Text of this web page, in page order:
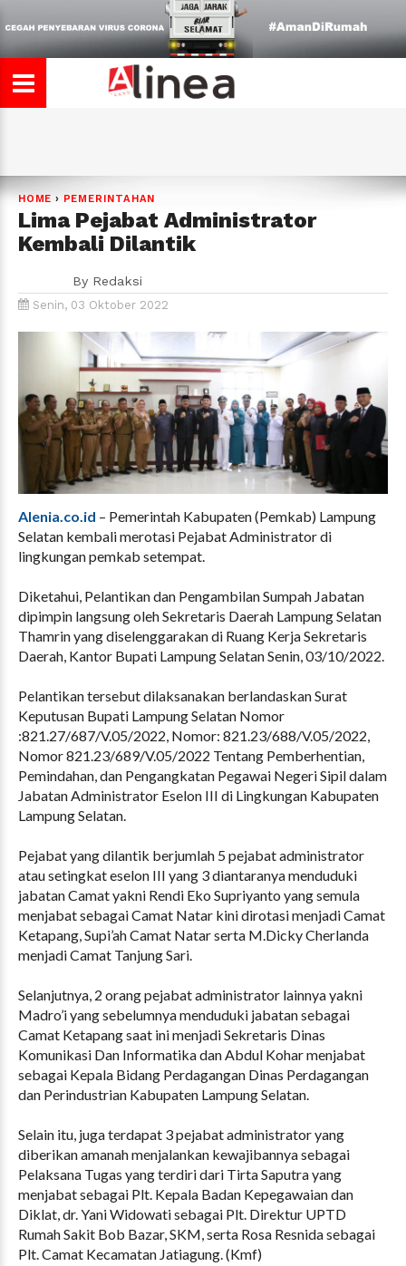
HOME › PEMERINTAHAN
Lima Pejabat Administrator
Kembali Dilantik
By Redaksi
Senin, 03 Oktober 2022
Alenia.co.id – Pemerintah Kabupaten (Pemkab) Lampung
Selatan kembali merotasi Pejabat Administrator di
lingkungan pemkab setempat.
Diketahui, Pelantikan dan Pengambilan Sumpah Jabatan
dipimpin langsung oleh Sekretaris Daerah Lampung Selatan
Thamrin yang diselenggarakan di Ruang Kerja Sekretaris
Daerah, Kantor Bupati Lampung Selatan Senin, 03/10/2022.
Pelantikan tersebut dilaksanakan berlandaskan Surat
Keputusan Bupati Lampung Selatan Nomor
:821.27/687/V.05/2022, Nomor: 821.23/688/V.05/2022,
Nomor 821.23/689/V.05/2022 Tentang Pemberhentian,
Pemindahan, dan Pengangkatan Pegawai Negeri Sipil dalam
Jabatan Administrator Eselon III di Lingkungan Kabupaten
Lampung Selatan.
Pejabat yang dilantik berjumlah 5 pejabat administrator
atau setingkat eselon III yang 3 diantaranya menduduki
jabatan Camat yakni Rendi Eko Supriyanto yang semula
menjabat sebagai Camat Natar kini dirotasi menjadi Camat
Ketapang, Supi’ah Camat Natar serta M.Dicky Cherlanda
menjadi Camat Tanjung Sari.
Selanjutnya, 2 orang pejabat administrator lainnya yakni
Madro’i yang sebelumnya menduduki jabatan sebagai
Camat Ketapang saat ini menjadi Sekretaris Dinas
Komunikasi Dan Informatika dan Abdul Kohar menjabat
sebagai Kepala Bidang Perdagangan Dinas Perdagangan
dan Perindustrian Kabupaten Lampung Selatan.
Selain itu, juga terdapat 3 pejabat administrator yang
diberikan amanah menjalankan kewajibannya sebagai
Pelaksana Tugas yang terdiri dari Tirta Saputra yang
menjabat sebagai Plt. Kepala Badan Kepegawaian dan
Diklat, dr. Yani Widowati sebagai Plt. Direktur UPTD
Rumah Sakit Bob Bazar, SKM, serta Rosa Resnida sebagai
Plt. Camat Kecamatan Jatiagung. (Kmf)